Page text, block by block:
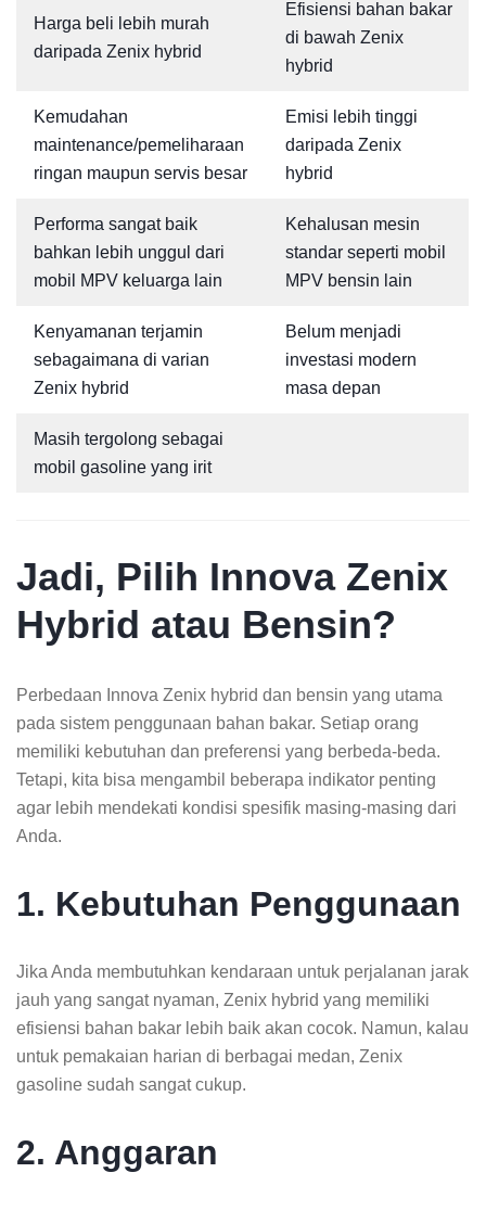
Harga beli lebih murah
daripada Zenix hybrid
Efisiensi bahan bakar
di bawah Zenix
hybrid
Kemudahan
maintenance/pemeliharaan
ringan maupun servis besar
Emisi lebih tinggi
daripada Zenix
hybrid
Performa sangat baik
bahkan lebih unggul dari
mobil MPV keluarga lain
Kehalusan mesin
standar seperti mobil
MPV bensin lain
Kenyamanan terjamin
sebagaimana di varian
Zenix hybrid
Belum menjadi
investasi modern
masa depan
Masih tergolong sebagai
mobil gasoline yang irit
Jadi, Pilih Innova Zenix
Hybrid atau Bensin?
Perbedaan Innova Zenix hybrid dan bensin yang utama
pada sistem penggunaan bahan bakar. Setiap orang
memiliki kebutuhan dan preferensi yang berbeda-beda.
Tetapi, kita bisa mengambil beberapa indikator penting
agar lebih mendekati kondisi spesifik masing-masing dari
Anda.
1. Kebutuhan Penggunaan
Jika Anda membutuhkan kendaraan untuk perjalanan jarak
jauh yang sangat nyaman, Zenix hybrid yang memiliki
efisiensi bahan bakar lebih baik akan cocok. Namun, kalau
untuk pemakaian harian di berbagai medan, Zenix
gasoline sudah sangat cukup.
2. Anggaran